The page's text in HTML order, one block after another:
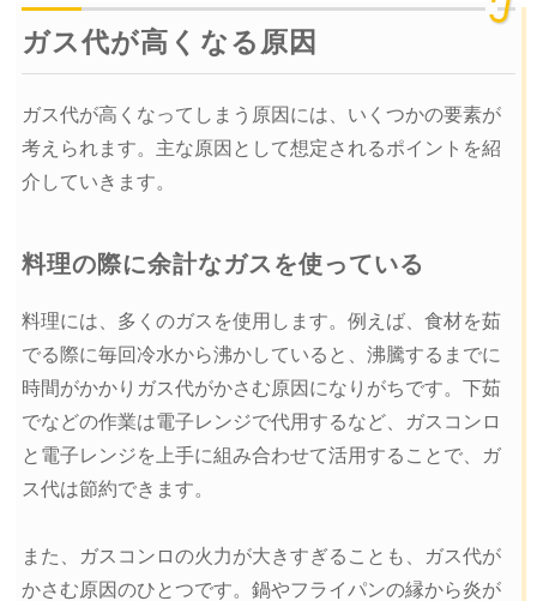
ガス代が高くなる原因
ガス代が高くなってしまう原因には、いくつかの要素が
考えられます。主な原因として想定されるポイントを紹
介していきます。
料理の際に余計なガスを使っている
料理には、多くのガスを使用します。例えば、食材を茹
でる際に毎回冷水から沸かしていると、沸騰するまでに
時間がかかりガス代がかさむ原因になりがちです。下茹
でなどの作業は電子レンジで代用するなど、ガスコンロ
と電子レンジを上手に組み合わせて活用することで、ガ
ス代は節約できます。
また、ガスコンロの火力が大きすぎることも、ガス代が
かさむ原因のひとつです。鍋やフライパンの縁から炎が